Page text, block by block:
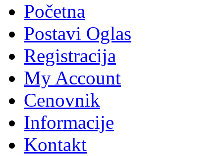
Početna
Postavi Oglas
Registracija
My Account
Cenovnik
Informacije
Kontakt